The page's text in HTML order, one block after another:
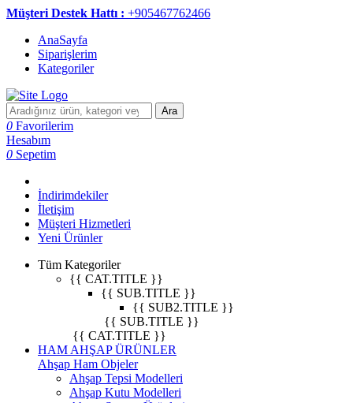
Müşteri Destek Hattı : +905467762466
AnaSayfa
Siparişlerim
Kategoriler
Ara
0 Favorilerim
Hesabım
0 Sepetim
İndirimdekiler
İletişim
Müşteri Hizmetleri
Yeni Ürünler
Tüm Kategoriler
{{ CAT.TITLE }}
{{ SUB.TITLE }}
{{ SUB2.TITLE }}
{{ SUB.TITLE }}
{{ CAT.TITLE }}
HAM AHŞAP ÜRÜNLER
Ahşap Ham Objeler
Ahşap Tepsi Modelleri
Ahşap Kutu Modelleri